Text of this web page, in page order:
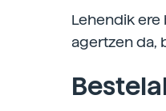
Lehendik
agertzen da,